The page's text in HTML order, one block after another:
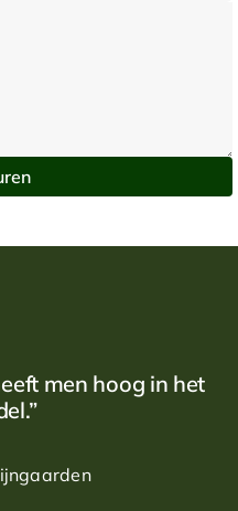
men hoog in het